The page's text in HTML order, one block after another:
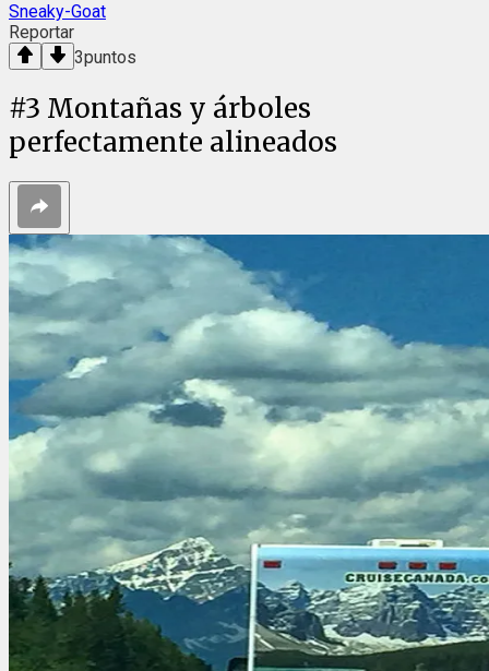
Sneaky-Goat
Reportar
3puntos
#3 Montañas y árboles
perfectamente alineados